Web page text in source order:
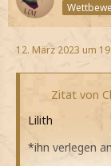
12. März 2023 um
Zitat von
Lilith
*ihn verlegen